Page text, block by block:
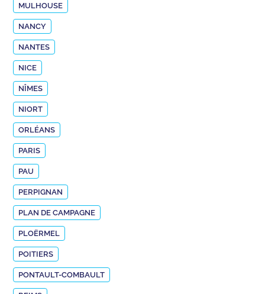
MULHOUSE
NANCY
NANTES
NICE
NÎMES
NIORT
ORLÉANS
PARIS
PAU
PERPIGNAN
PLAN DE CAMPAGNE
PLOËRMEL
POITIERS
PONTAULT-COMBAULT